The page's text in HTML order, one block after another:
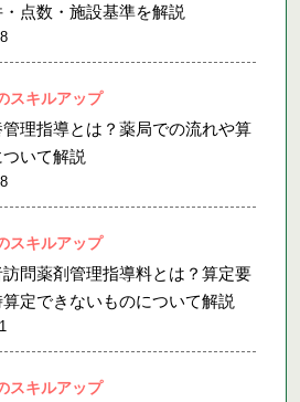
点数・施設基準を解説
スキルアップ
管理指導とは？薬局での流れや算
いて解説
スキルアップ
問薬剤管理指導料とは？算定要
定できないものについて解説
スキルアップ